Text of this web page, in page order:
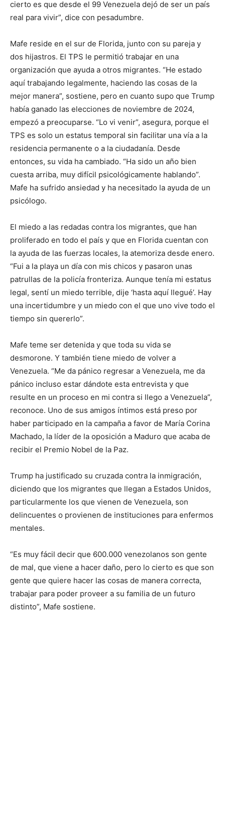
cierto es que desde el 99 Venezuela dejó de ser un país
real para vivir”, dice con pesadumbre.
Mafe reside en el sur de Florida, junto con su pareja y
dos hijastros. El TPS le permitió trabajar en una
organización que ayuda a otros migrantes. “He estado
aquí trabajando legalmente, haciendo las cosas de la
mejor manera”, sostiene, pero en cuanto supo que Trump
había ganado las elecciones de noviembre de 2024,
empezó a preocuparse. “Lo vi venir”, asegura, porque el
TPS es solo un estatus temporal sin facilitar una vía a la
residencia permanente o a la ciudadanía. Desde
entonces, su vida ha cambiado. “Ha sido un año bien
cuesta arriba, muy difícil psicológicamente hablando”.
Mafe ha sufrido ansiedad y ha necesitado la ayuda de un
psicólogo.
El miedo a las redadas contra los migrantes, que han
proliferado en todo el país y que en Florida cuentan con
la ayuda de las fuerzas locales, la atemoriza desde enero.
“Fui a la playa un día con mis chicos y pasaron unas
patrullas de la policía fronteriza. Aunque tenía mi estatus
legal, sentí un miedo terrible, dije ‘hasta aquí llegué’. Hay
una incertidumbre y un miedo con el que uno vive todo el
tiempo sin quererlo”.
Mafe teme ser detenida y que toda su vida se
desmorone. Y también tiene miedo de volver a
Venezuela. “Me da pánico regresar a Venezuela, me da
pánico incluso estar dándote esta entrevista y que
resulte en un proceso en mi contra si llego a Venezuela”,
reconoce. Uno de sus amigos íntimos está preso por
haber participado en la campaña a favor de María Corina
Machado, la líder de la oposición a Maduro que acaba de
recibir el Premio Nobel de la Paz.
Trump ha justificado su cruzada contra la inmigración,
diciendo que los migrantes que llegan a Estados Unidos,
particularmente los que vienen de Venezuela, son
delincuentes o provienen de instituciones para enfermos
mentales.
“Es muy fácil decir que 600.000 venezolanos son gente
de mal, que viene a hacer daño, pero lo cierto es que son
gente que quiere hacer las cosas de manera correcta,
trabajar para poder proveer a su familia de un futuro
distinto”, Mafe sostiene.